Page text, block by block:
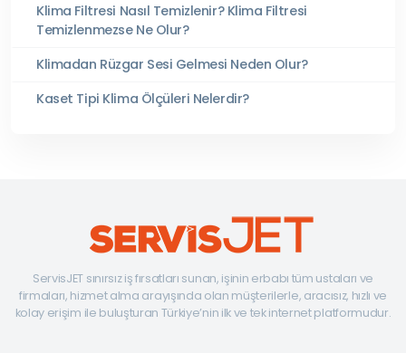
Klima Filtresi Nasıl Temizlenir? Klima Filtresi
Temizlenmezse Ne Olur?
Klimadan Rüzgar Sesi Gelmesi Neden Olur?
Kaset Tipi Klima Ölçüleri Nelerdir?
ServisJET sınırsız iş fırsatları sunan, işinin erbabı tüm ustaları ve
firmaları, hizmet alma arayışında olan müşterilerle, aracısız, hızlı ve
kolay erişim ile buluşturan Türkiye’nin ilk ve tek internet platformudur.